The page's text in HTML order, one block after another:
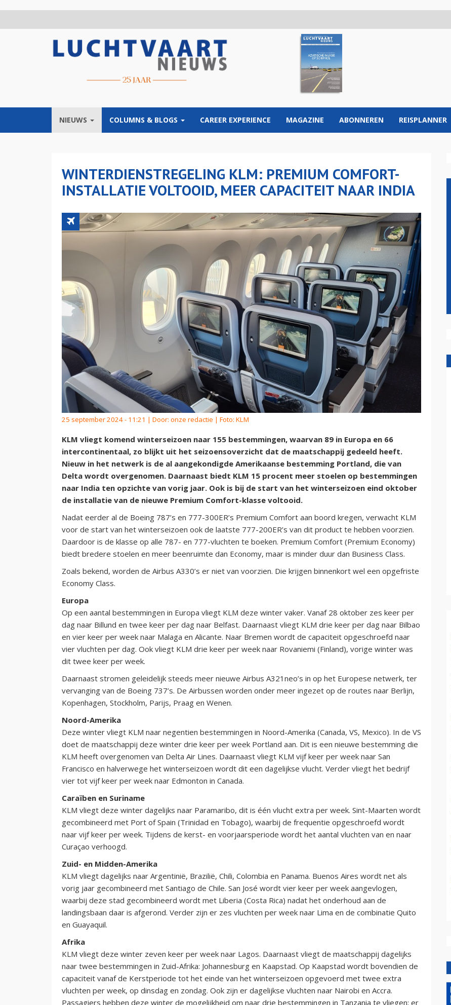
NIEUWS COLUMNS & BLOGS CAREER EXPERIENCE MAGAZINE ABONNEREN REISPLANNER
WINTERDIENSTREGELING KLM: PREMIUM COMFORT-
INSTALLATIE VOLTOOID, MEER CAPACITEIT NAAR INDIA
25 september 2024 - 11:21 | Door: onze redactie | Foto: KLM
KLM vliegt komend winterseizoen naar 155 bestemmingen, waarvan 89 in Europa en 66
intercontinentaal, zo blijkt uit het seizoensoverzicht dat de maatschappij gedeeld heeft.
Nieuw in het netwerk is de al aangekondigde Amerikaanse bestemming Portland, die van
Delta wordt overgenomen. Daarnaast biedt KLM 15 procent meer stoelen op bestemmingen
naar India ten opzichte van vorig jaar. Ook is bij de start van het winterseizoen eind oktober
de installatie van de nieuwe Premium Comfort-klasse voltooid.
Nadat eerder al de Boeing 787’s en 777-300ER’s Premium Comfort aan boord kregen, verwacht KLM
voor de start van het winterseizoen ook de laatste 777-200ER’s van dit product te hebben voorzien.
Daardoor is de klasse op alle 787- en 777-vluchten te boeken. Premium Comfort (Premium Economy)
biedt bredere stoelen en meer beenruimte dan Economy, maar is minder duur dan Business Class.
Zoals bekend, worden de Airbus A330’s er niet van voorzien. Die krijgen binnenkort wel een opgefriste
Economy Class.
Europa
Op een aantal bestemmingen in Europa vliegt KLM deze winter vaker. Vanaf 28 oktober zes keer per
dag naar Billund en twee keer per dag naar Belfast. Daarnaast vliegt KLM drie keer per dag naar Bilbao
en vier keer per week naar Malaga en Alicante. Naar Bremen wordt de capaciteit opgeschroefd naar
vier vluchten per dag. Ook vliegt KLM drie keer per week naar Rovaniemi (Finland), vorige winter was
dit twee keer per week.
Daarnaast stromen geleidelijk steeds meer nieuwe Airbus A321neo’s in op het Europese netwerk, ter
vervanging van de Boeing 737’s. De Airbussen worden onder meer ingezet op de routes naar Berlijn,
Kopenhagen, Stockholm, Parijs, Praag en Wenen.
Noord-Amerika
Deze winter vliegt KLM naar negentien bestemmingen in Noord-Amerika (Canada, VS, Mexico). In de VS
doet de maatschappij deze winter drie keer per week Portland aan. Dit is een nieuwe bestemming die
KLM heeft overgenomen van Delta Air Lines. Daarnaast vliegt KLM vijf keer per week naar San
Francisco en halverwege het winterseizoen wordt dit een dagelijkse vlucht. Verder vliegt het bedrijf
vier tot vijf keer per week naar Edmonton in Canada.
Caraïben en Suriname
KLM vliegt deze winter dagelijks naar Paramaribo, dit is één vlucht extra per week. Sint-Maarten wordt
gecombineerd met Port of Spain (Trinidad en Tobago), waarbij de frequentie opgeschroefd wordt
naar vijf keer per week. Tijdens de kerst- en voorjaarsperiode wordt het aantal vluchten van en naar
Curaçao verhoogd.
Zuid- en Midden-Amerika
KLM vliegt dagelijks naar Argentinië, Brazilië, Chili, Colombia en Panama. Buenos Aires wordt net als
vorig jaar gecombineerd met Santiago de Chile. San José wordt vier keer per week aangevlogen,
waarbij deze stad gecombineerd wordt met Liberia (Costa Rica) nadat het onderhoud aan de
landingsbaan daar is afgerond. Verder zijn er zes vluchten per week naar Lima en de combinatie Quito
en Guayaquil.
Afrika
KLM vliegt deze winter zeven keer per week naar Lagos. Daarnaast vliegt de maatschappij dagelijks
naar twee bestemmingen in Zuid-Afrika: Johannesburg en Kaapstad. Op Kaapstad wordt bovendien de
capaciteit vanaf de Kerstperiode tot het einde van het winterseizoen opgevoerd met twee extra
vluchten per week, op dinsdag en zondag. Ook zijn er dagelijkse vluchten naar Nairobi en Accra.
Passagiers hebben deze winter de mogelijkheid om naar drie bestemmingen in Tanzania te vliegen: er